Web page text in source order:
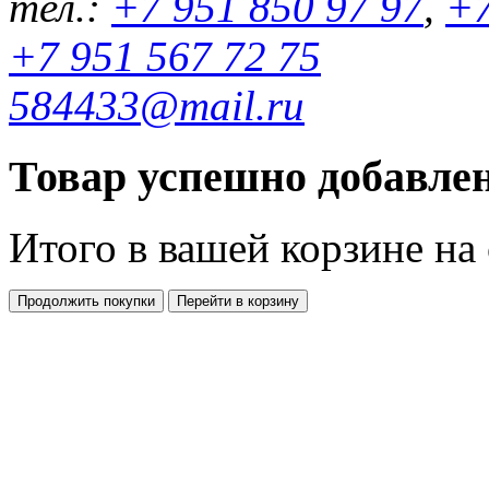
+7 951 567 72 75
584433@mail.ru
Товар успешно
Итого в вашей корзине
Продолжить покупки Перейти в корзину